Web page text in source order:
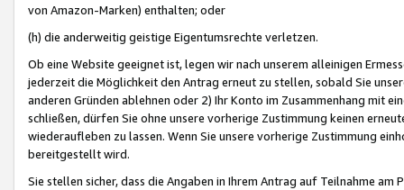
von Amazon-Marken) enthalten; oder
(h) die anderweitig geistige Eigentumsrechte verletzen.
Ob eine Website geeignet ist, legen wir nach unserem alleinigen
jederzeit die Möglichkeit den Antrag erneut zu stellen, sobald Sie
anderen Gründen ablehnen oder 2) Ihr Konto im Zusammenhang mit
schließen, dürfen Sie ohne unsere vorherige Zustimmung keinen
wiederaufleben zu lassen. Wenn Sie unsere vorherige Zustimmung
bereitgestellt wird.
Sie stellen sicher, dass die Angaben in Ihrem Antrag auf Teilnahme